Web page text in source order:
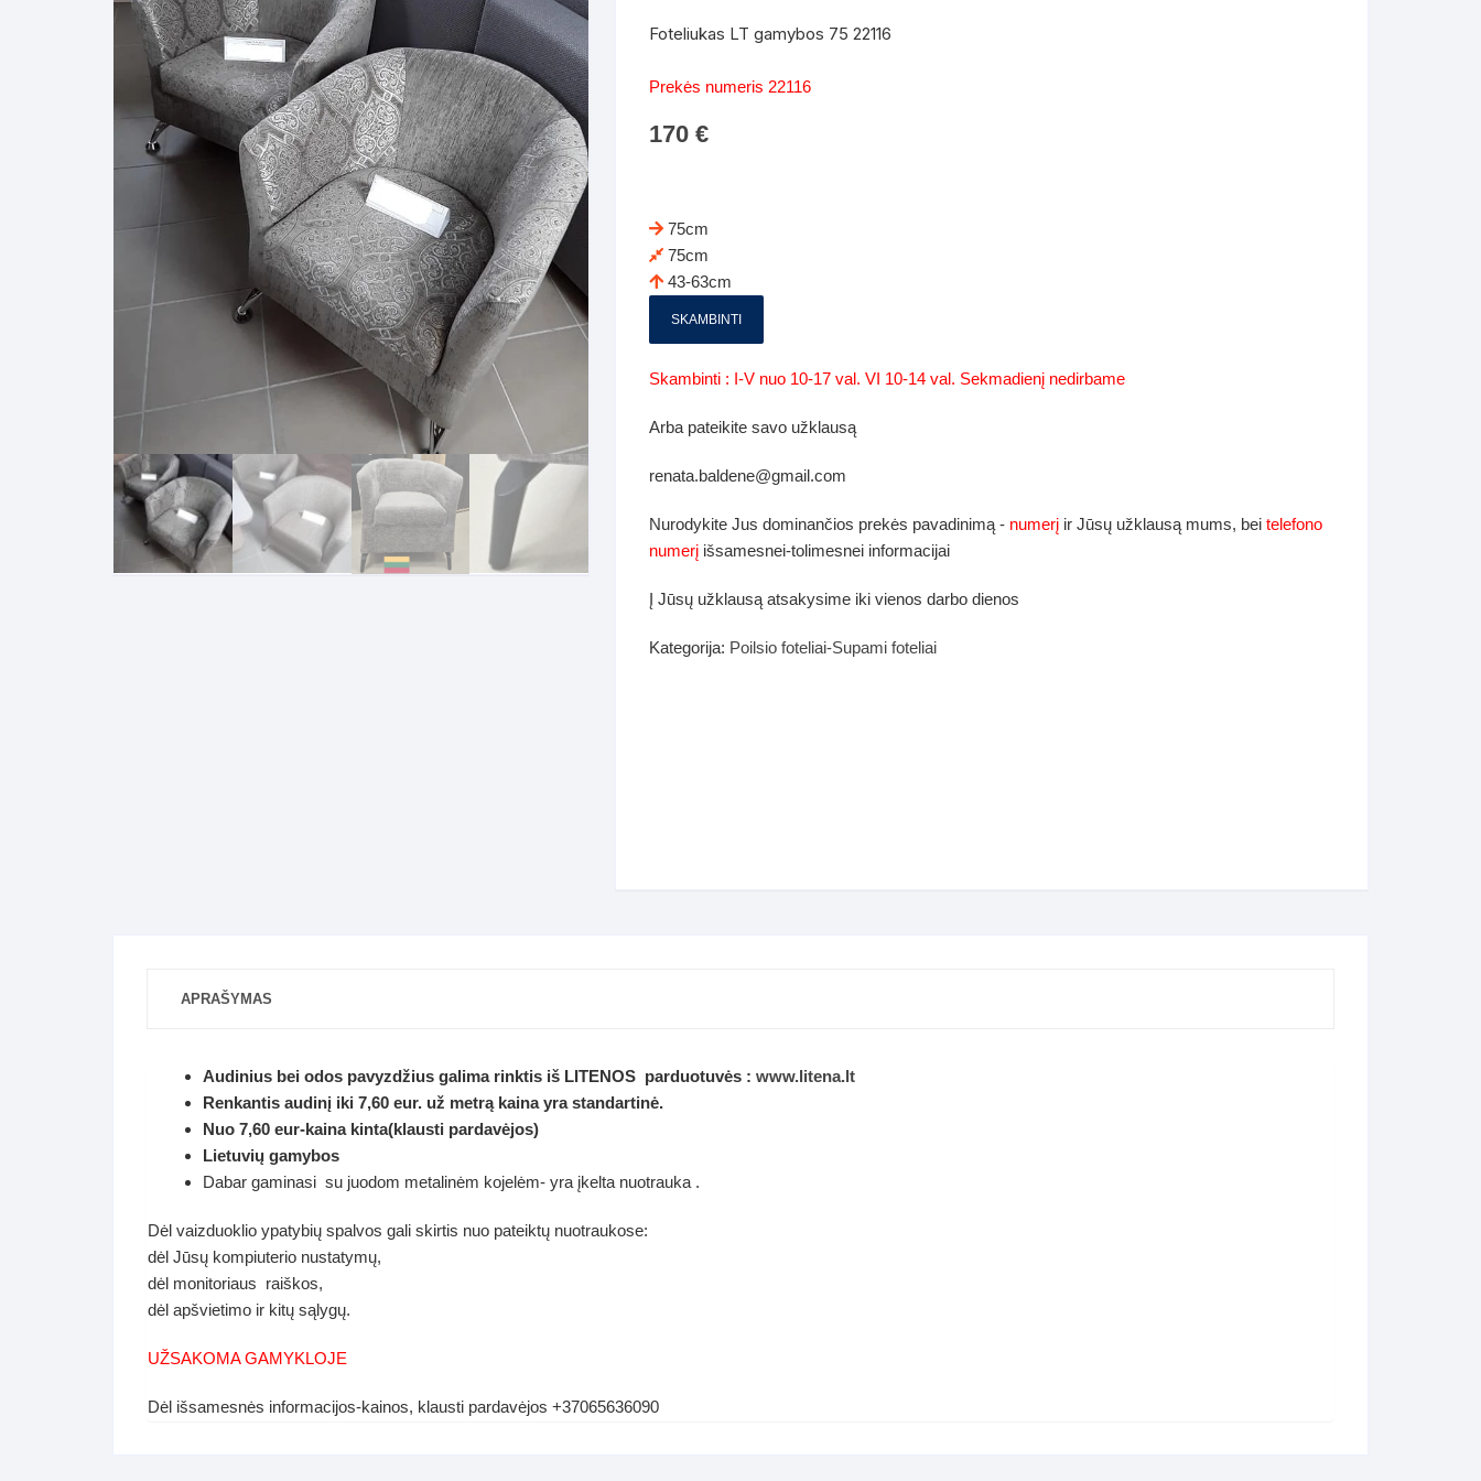
Pakabinamos spintelės
Pastatomos spintelės
Stalviršiai
Virtuvės priedai
valgomojo stalai
Virtuvės- stalai+kėdės
Kėdės
Baro kėdės
Galerija-darbai
Žurnaliniai staliukai
Komodos/spintelės
RTV staliukai
Vitrinos-indaujos
Darbai-galerija
Miegamieji foteliai
Poilsio foteliai-Supami foteliai
Pufai-Minkštasuoliai
Pufai sėdmaišiai video
Darbai-galerija
Lovos spintoje
Čiužiniai
Spintos iki 1.10
Spintos nuo 1,10 iki 2,00
Spintos atidaromom durim 2-4m
Spintos stumdomom durim 2-
4m
Kampinės spintos
Naktinės spintelės
Komodos
Kosmetiniai staliukai
Patalynės dėžės-Antklodės-
Batų dėžės-suoliukai
Veidrodžiai
Kabyklos
Darbai-galerija
Vaikų ir jaunuolių kėdės
Lentynos
Čiužiniai – patalynė
Pufai sėdmaišiai video
Foteliukas LT gamybos 75 22116
Prekės numeris 22116
170 €
75cm
75cm
43-63cm
SKAMBINTI
Skambinti : I-V nuo 10-17 val. VI 10-14 val. Sekmadienį nedirbame
Arba pateikite savo užklausą
renata.baldene@gmail.com
Nurodykite Jus dominančios prekės pavadinimą - numerį ir Jūsų užklausą mums, bei telefono
numerį išsamesnei-tolimesnei informacijai
Į Jūsų užklausą atsakysime iki vienos darbo dienos
Kategorija: Poilsio foteliai-Supami foteliai
APRAŠYMAS
Audinius bei odos pavyzdžius galima rinktis iš LITENOS parduotuvės : www.litena.lt
Renkantis audinį iki 7,60 eur. už metrą kaina yra standartinė.
Nuo 7,60 eur-kaina kinta(klausti pardavėjos)
Lietuvių gamybos
Dabar gaminasi su juodom metalinėm kojelėm- yra įkelta nuotrauka .
Dėl vaizduoklio ypatybių spalvos gali skirtis nuo pateiktų nuotraukose:
dėl Jūsų kompiuterio nustatymų,
dėl monitoriaus raiškos,
dėl apšvietimo ir kitų sąlygų.
UŽSAKOMA GAMYKLOJE
Dėl išsamesnės informacijos-kainos, klausti pardavėjos +37065636090